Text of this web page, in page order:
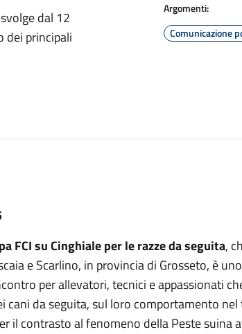
dal 12
dei principali
Argomenti:
Comunicazione
FCI su Cinghiale per le razze da seguita,
e Scarlino, in provincia di Grosseto, è
per allevatori, tecnici e appassionati
da seguita, sul loro comportamento
il contrasto al fenomeno della Peste suina